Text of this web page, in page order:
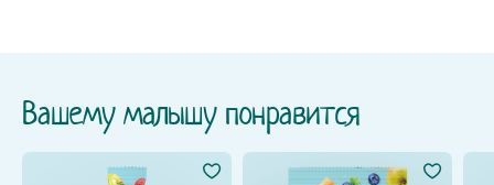
Вашему малышу понравится